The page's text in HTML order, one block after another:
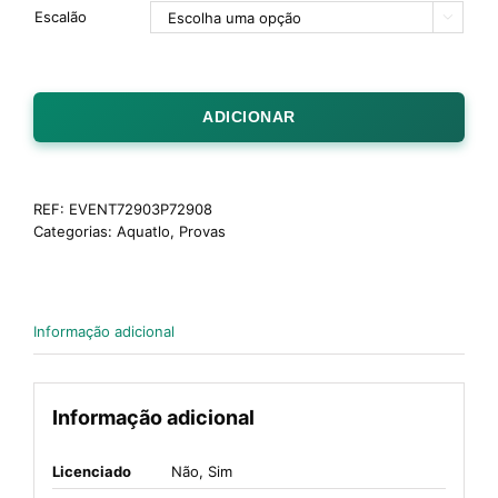
Escalão 
ADICIONAR
REF: EVENT72903P72908
Categorias: Aquatlo, Provas
Informação adicional
Informação adicional
Licenciado
Não, Sim